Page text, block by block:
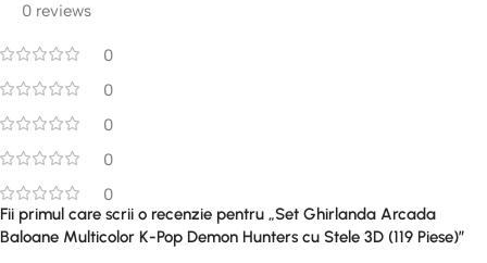
0 reviews
0
0
0
0
0
Fii primul care scrii o recenzie pentru „Set Ghirlanda Arcada
Baloane Multicolor K-Pop Demon Hunters cu Stele 3D (119 Piese)”